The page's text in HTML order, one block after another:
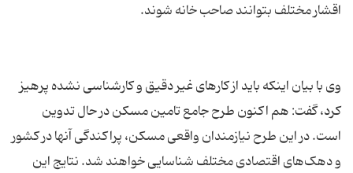
وی با بیان اینکه باید از کارهای غیر دقیق و کارشناسی نشده پرهیز
کرد، گفت: هم اکنون طرح جامع تامین مسکن در حال تدوین
است. در این طرح نیازمندان واقعی مسکن، پراکندگی آنها در کشور
و دهک‌های اقتصادی مختلف شناسایی خواهند شد. نتایج این